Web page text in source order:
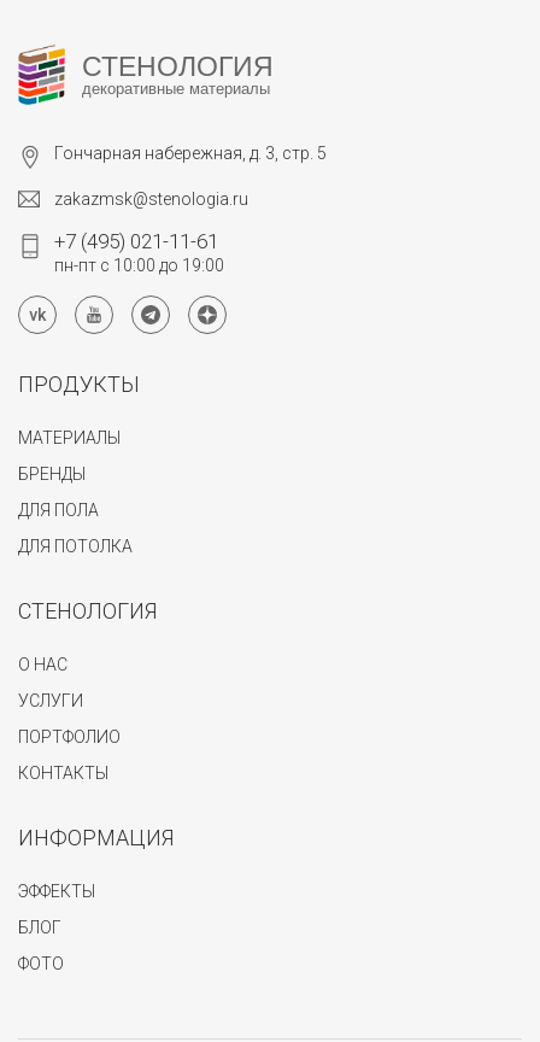
СТЕНОЛОГИЯ
декоративные материалы
Гончарная набережная, д. 3, стр. 5
zakazmsk@stenologia.ru
+7 (495) 021-11-61
пн-пт с 10:00 до 19:00
ПРОДУКТЫ
МАТЕРИАЛЫ
БРЕНДЫ
ДЛЯ ПОЛА
ДЛЯ ПОТОЛКА
СТЕНОЛОГИЯ
О НАС
УСЛУГИ
ПОРТФОЛИО
КОНТАКТЫ
ИНФОРМАЦИЯ
ЭФФЕКТЫ
БЛОГ
ФОТО